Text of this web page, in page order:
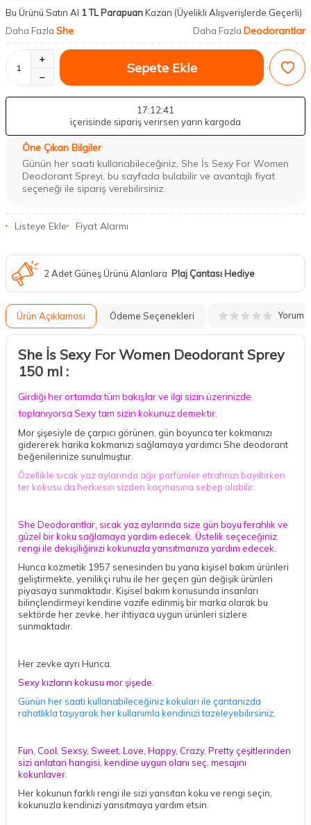
Bu Ürünü Satın Al 1 TL ParapuanKazan (Üyelikli Alışverişlerde Geçerli)
Daha Fazla She Daha Fazla Deodorantlar
Sepete Ekle
17:12:40
içerisinde sipariş verirsen yarın kargoda
Öne Çıkan Bilgiler
Günün her saati kullanabileceğiniz, She İs Sexy For Women
Deodorant Spreyi, bu sayfada bulabilir ve avantajlı fiyat
seçeneği ile sipariş verebilirsiniz.
Listeye Ekle Fiyat Alarmı
2 Adet Güneş Ürünü Alanlara Plaj Çantası Hediye
Ürün Açıklaması Ödeme Seçenekleri Yorum
She İs Sexy For Women Deodorant Sprey
150 ml :
Girdiği her ortamda tüm bakışlar ve ilgi sizin üzerinizde
toplanıyorsa Sexy tam sizin kokunuz demektir.
Mor şişesiyle de çarpıcı görünen, gün boyunca ter kokmanızı
gidererek harika kokmanızı sağlamaya yardımcı She deodorant
beğenilerinize sunulmuştur.
Özellikle sıcak yaz aylarında ağır parfümler etrafınızı bayıltırken
ter kokusu da herkesin sizden kaçmasına sebep olabilir.
She Deodorantlar, sıcak yaz aylarında size gün boyu ferahlık ve
güzel bir koku sağlamaya yardım edecek. Üstelik seçeceğiniz
rengi ile dekişiliğinizi kokunuzla yansıtmanıza yardım edecek.
Hunca kozmetik 1957 senesinden bu yana kişisel bakım ürünleri
geliştirmekte, yenilikçi ruhu ile her geçen gün değişik ürünleri
piyasaya sunmaktadır. Kişisel bakım konusunda insanları
bilinçlendirmeyi kendine vazife edinmiş bir marka olarak bu
sektörde her zevke, her ihtiyaca uygun ürünleri sizlere
sunmaktadır.
Her zevke ayrı Hunca.
Sexy kızların kokusu mor şişede.
Günün her saati kullanabileceğiniz kokuları ile çantanızda
rahatlıkla taşıyarak her kullanımla kendinizi tazeleyebilirsiniz.
Fun, Cool, Sexsy, Sweet, Love, Happy, Crazy, Pretty çeşitlerinden
sizi anlatan hangisi, kendine uygun olanı seç, mesajını
kokunlaver.
Her kokunun farklı rengi ile sizi yansıtan koku ve rengi seçin,
kokunuzla kendinizi yansıtmaya yardım etsin.